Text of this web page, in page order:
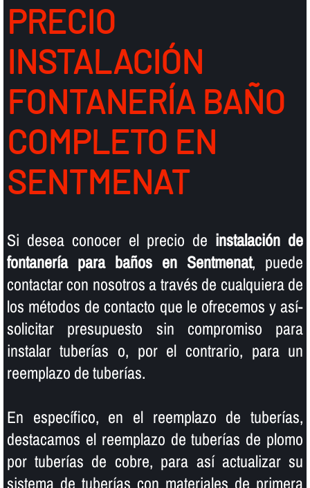
PRECIO
INSTALACIÓN
FONTANERÍ­A BAÑO
COMPLETO EN
SENTMENAT
Si desea conocer el precio de instalación de
fontanerí­a para baños en Sentmenat, puede
contactar con nosotros a través de cualquiera de
los métodos de contacto que le ofrecemos y así­
solicitar presupuesto sin compromiso para
instalar tuberí­as o, por el contrario, para un
reemplazo de tuberí­as.
En especí­fico, en el reemplazo de tuberí­as,
destacamos el reemplazo de tuberí­as de plomo
por tuberí­as de cobre, para así­ actualizar su
sistema de tuberí­as con materiales de primera